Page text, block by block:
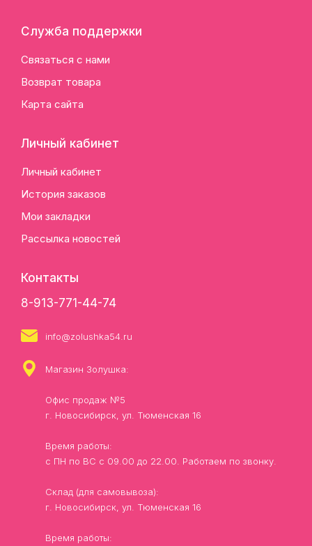
Служба поддержки
Связаться с нами
Возврат товара
Карта сайта
Личный кабинет
Личный кабинет
История заказов
Мои закладки
Рассылка новостей
Контакты
8-913-771-44-74
info@zolushka54.ru
Магазин Золушка:
Офис продаж №5
г. Новосибирск, ул. Тюменская 16
Время работы:
с ПН по ВС с 09.00 до 22.00. Работаем по звонку.
Склад (для самовывоза):
г. Новосибирск, ул. Тюменская 16
Время работы: